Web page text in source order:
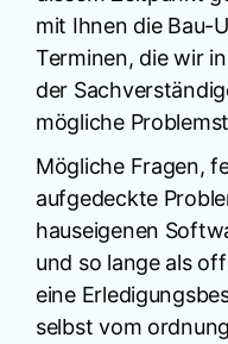
mit Ihnen die Bau-
Terminen, die wir
der
mögliche
Mögliche Fragen,
aufgedeckte
hauseigenen
und so lange als
eine
selbst vom